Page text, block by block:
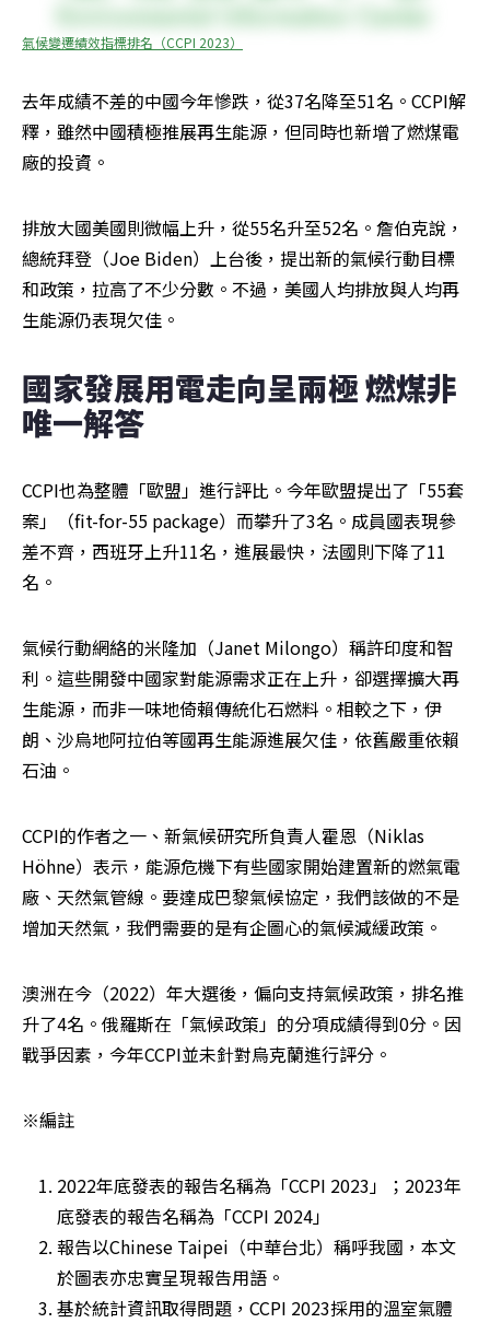
氣候變遷績效指標排名（CCPI 2023）
去年成績不差的中國今年慘跌，從37名降至51名。CCPI解
釋，雖然中國積極推展再生能源，但同時也新增了燃煤電
廠的投資。
排放大國美國則微幅上升，從55名升至52名。詹伯克說，
總統拜登（Joe Biden）上台後，提出新的氣候行動目標
和政策，拉高了不少分數。不過，美國人均排放與人均再
生能源仍表現欠佳。
國家發展用電走向呈兩極 燃煤非
唯一解答
CCPI也為整體「歐盟」進行評比。今年歐盟提出了「55套
案」（fit-for-55 package）而攀升了3名。成員國表現參
差不齊，西班牙上升11名，進展最快，法國則下降了11
名。
氣候行動網絡的米隆加（Janet Milongo）稱許印度和智
利。這些開發中國家對能源需求正在上升，卻選擇擴大再
生能源，而非一味地倚賴傳統化石燃料。相較之下，伊
朗、沙烏地阿拉伯等國再生能源進展欠佳，依舊嚴重依賴
石油。
CCPI的作者之一、新氣候研究所負責人霍恩（Niklas
Höhne）表示，能源危機下有些國家開始建置新的燃氣電
廠、天然氣管線。要達成巴黎氣候協定，我們該做的不是
增加天然氣，我們需要的是有企圖心的氣候減緩政策。
澳洲在今（2022）年大選後，偏向支持氣候政策，排名推
升了4名。俄羅斯在「氣候政策」的分項成績得到0分。因
戰爭因素，今年CCPI並未針對烏克蘭進行評分。
※編註
2022年底發表的報告名稱為「CCPI 2023」；2023年
底發表的報告名稱為「CCPI 2024」
報告以Chinese Taipei（中華台北）稱呼我國，本文
於圖表亦忠實呈現報告用語。
基於統計資訊取得問題，CCPI 2023採用的溫室氣體